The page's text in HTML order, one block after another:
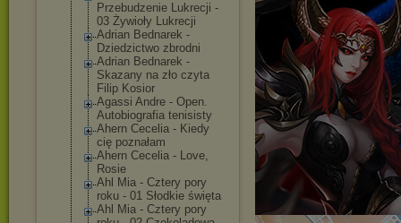
Przebudzenie Lukrecji -
03 Żywioły Lukrecji
Adrian Bednarek -
Dziedzictwo zbrodni
Adrian Bednarek -
Skazany na zło czyta
Filip Kosior
Agassi Andre - Open.
Autobiografia tenisisty
Ahern Cecelia - Kiedy
cię poznałam
Ahern Cecelia - Love,
Rosie
Ahl Mia - Cztery pory
roku - 01 Słodkie święta
Ahl Mia - Cztery pory